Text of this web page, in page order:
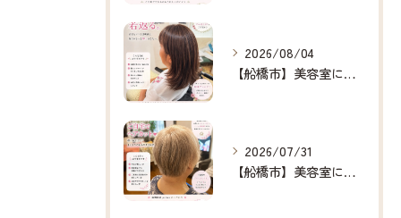
2026/08/04
【船橋市】美容室に行けない…をなくしたい✂️✨
2026/07/31
【船橋市】美容室に行けない…をなくしたい✂️✨